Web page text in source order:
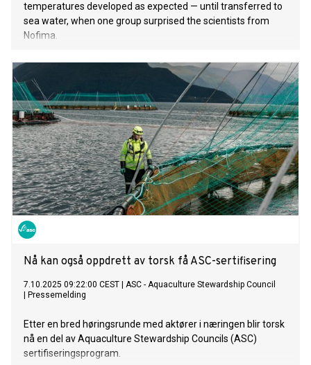
temperatures developed as expected — until transferred to
sea water, when one group surprised the scientists from
Nofima.
Nå kan også oppdrett av torsk få ASC-sertifisering
7.10.2025 09:22:00 CEST
ASC - Aquaculture Stewardship Council
Pressemelding
Etter en bred høringsrunde med aktører i næringen blir torsk
nå en del av Aquaculture Stewardship Councils (ASC)
sertifiseringsprogram.